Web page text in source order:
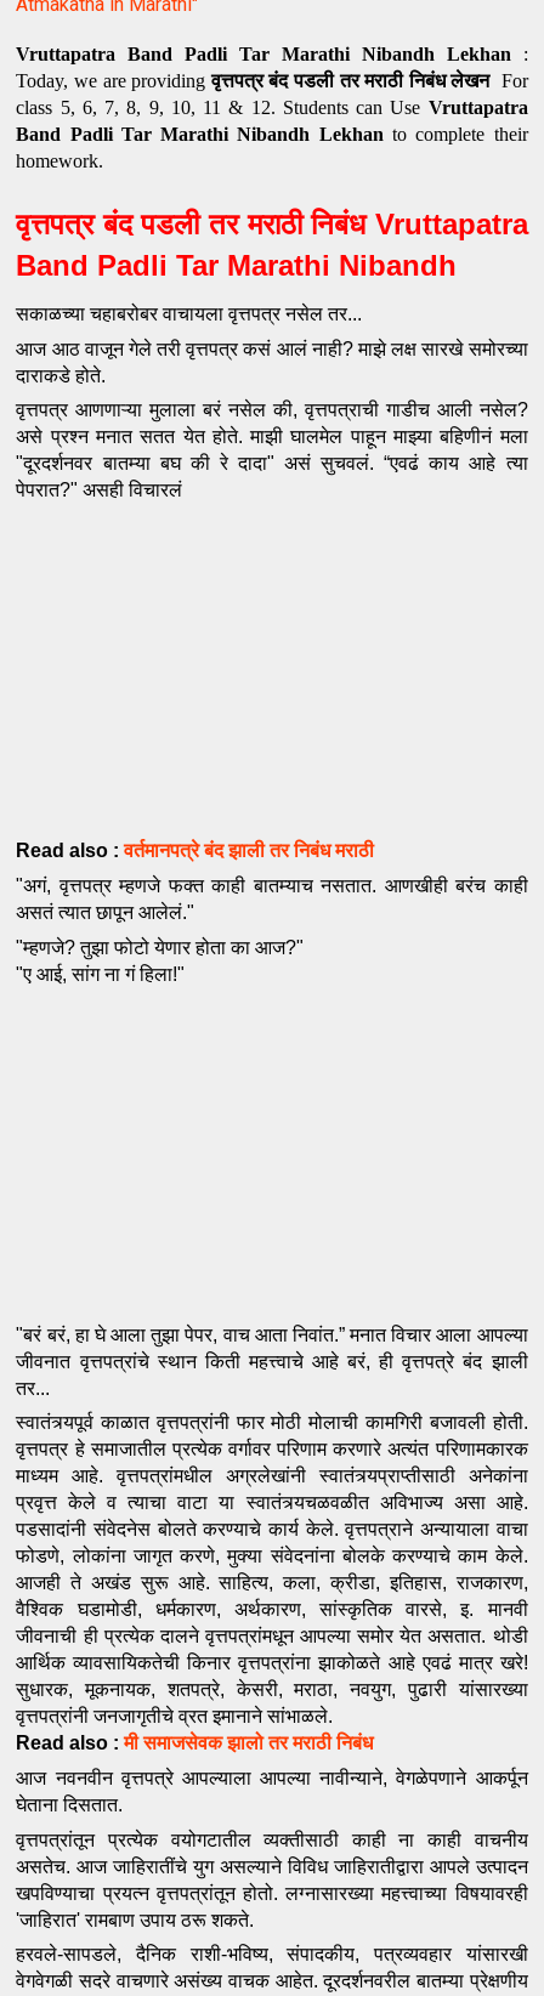
Vruttapatra Band Padli Tar Marathi Nibandh Lekhan :
Today, we are providingवृत्तपत्र बंद पडली तर मराठी निबंध लेखन For
class 5, 6, 7, 8, 9, 10, 11 & 12. Students can Use Vruttapatra
Band Padli Tar Marathi Nibandh Lekhan to complete their
homework.
वृत्तपत्र बंद पडली तर मराठी निबंध Vruttapatra
Band Padli Tar Marathi Nibandh
सकाळच्या चहाबरोबर वाचायला वृत्तपत्र नसेल तर...
आज आठ वाजून गेले तरी वृत्तपत्र कसं आलं नाही? माझे लक्ष सारखे समोरच्या
दाराकडे होते.
वृत्तपत्र आणणाऱ्या मुलाला बरं नसेल की, वृत्तपत्राची गाडीच आली नसेल?
असे प्रश्न मनात सतत येत होते. माझी घालमेल पाहून माझ्या बहिणीनं मला
"दूरदर्शनवर बातम्या बघ की रे दादा" असं सुचवलं. “एवढं काय आहे त्या
पेपरात?" असही विचारलं
Read also : वर्तमानपत्रे बंद झाली तर निबंध मराठी
"अगं, वृत्तपत्र म्हणजे फक्त काही बातम्याच नसतात. आणखीही बरंच काही
असतं त्यात छापून आलेलं."
"म्हणजे? तुझा फोटो येणार होता का आज?"
"ए आई, सांग ना गं हिला!"
"बरं बरं, हा घे आला तुझा पेपर, वाच आता निवांत.” मनात विचार आला आपल्या
जीवनात वृत्तपत्रांचे स्थान किती महत्त्वाचे आहे बरं, ही वृत्तपत्रे बंद झाली
तर...
स्वातंत्र्यपूर्व काळात वृत्तपत्रांनी फार मोठी मोलाची कामगिरी बजावली होती.
वृत्तपत्र हे समाजातील प्रत्येक वर्गावर परिणाम करणारे अत्यंत परिणामकारक
माध्यम आहे. वृत्तपत्रांमधील अग्रलेखांनी स्वातंत्र्यप्राप्तीसाठी अनेकांना
प्रवृत्त केले व त्याचा वाटा या स्वातंत्र्यचळवळीत अविभाज्य असा आहे.
पडसादांनी संवेदनेस बोलते करण्याचे कार्य केले. वृत्तपत्राने अन्यायाला वाचा
फोडणे, लोकांना जागृत करणे, मुक्या संवेदनांना बोलके करण्याचे काम केले.
आजही ते अखंड सुरू आहे. साहित्य, कला, क्रीडा, इतिहास, राजकारण,
वैश्विक घडामोडी, धर्मकारण, अर्थकारण, सांस्कृतिक वारसे, इ. मानवी
जीवनाची ही प्रत्येक दालने वृत्तपत्रांमधून आपल्या समोर येत असतात. थोडी
आर्थिक व्यावसायिकतेची किनार वृत्तपत्रांना झाकोळते आहे एवढं मात्र खरे!
सुधारक, मूकनायक, शतपत्रे, केसरी, मराठा, नवयुग, पुढारी यांसारख्या
वृत्तपत्रांनी जनजागृतीचे व्रत इमानाने सांभाळले.
Read also : मी समाजसेवक झालो तर मराठी निबंध
आज नवनवीन वृत्तपत्रे आपल्याला आपल्या नावीन्याने, वेगळेपणाने आकर्पून
घेताना दिसतात.
वृत्तपत्रांतून प्रत्येक वयोगटातील व्यक्तीसाठी काही ना काही वाचनीय
असतेच. आज जाहिरातींचे युग असल्याने विविध जाहिरातीद्वारा आपले उत्पादन
खपविण्याचा प्रयत्न वृत्तपत्रांतून होतो. लग्नासारख्या महत्त्वाच्या विषयावरही
'जाहिरात' रामबाण उपाय ठरू शकते.
हरवले-सापडले, दैनिक राशी-भविष्य, संपादकीय, पत्रव्यवहार यांसारखी
वेगवेगळी सदरे वाचणारे असंख्य वाचक आहेत. दूरदर्शनवरील बातम्या प्रेक्षणीय